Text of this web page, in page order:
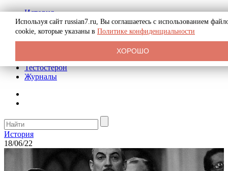
История
Биография
Криминал
Реклама на сайте
Тестостерон
Журналы
История
18/06/22
Используя сайт russian7.ru, Вы соглашаетесь с использованием
cookie, которые указаны в Политике конфиденциальности
ХОРОШО